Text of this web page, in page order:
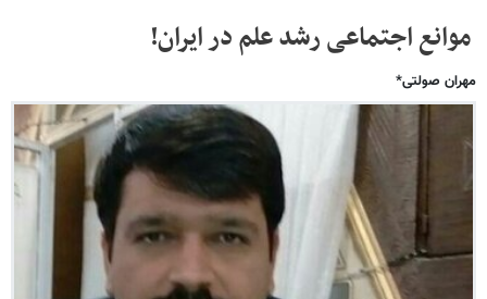
موانع اجتماعی رشد علم در ایران!
مهران صولتی*